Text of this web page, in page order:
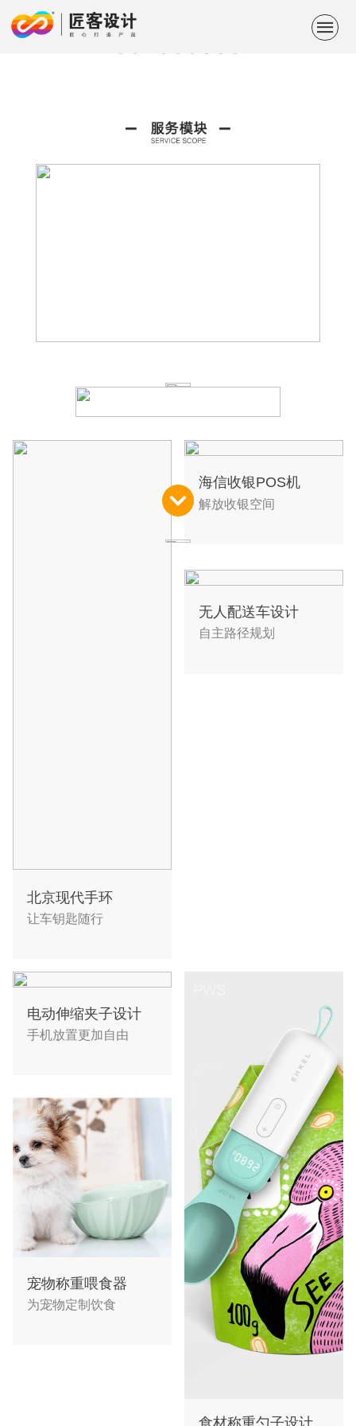
北京现代手环
让车钥匙随行
海信收银POS机
解放收银空间
无人配送车设计
自主路径规划
电动伸缩夹子设计
手机放置更加自由
宠物称重喂食器
为宠物定制饮食